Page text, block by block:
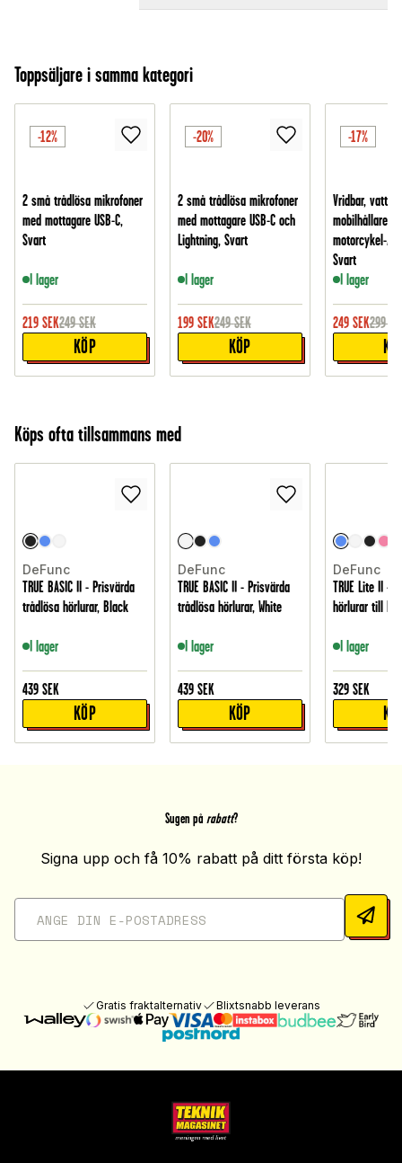
Toppsäljare i samma kategori
-12%
2 små trådlösa mikrofoner
med mottagare USB-C,
Svart
I lager
219 SEK249 SEK
KÖP
-20%
2 små trådlösa mikrofoner
med mottagare USB-C och
Lightning, Svart
I lager
199 SEK249 SEK
KÖP
-17%
Vridbar,
mobilhållare
motorcykel-/
Svart
I lager
249 SEK299
Köps ofta tillsammans med
DeFunc
TRUE BASIC II - Prisvärda
trådlösa hörlurar, Black
I lager
439 SEK
KÖP
DeFunc
TRUE BASIC II - Prisvärda
trådlösa hörlurar, White
I lager
439 SEK
KÖP
DeFunc
TRUE Lite II -
hörlurar till
I lager
329 SEK
Sugen på rabatt?
Signa upp och få 10% rabatt på ditt första köp!
Gratis fraktalternativ Blixtsnabb leverans